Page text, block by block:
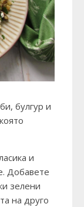
булгур и
и
Добавете
зелени
на друго